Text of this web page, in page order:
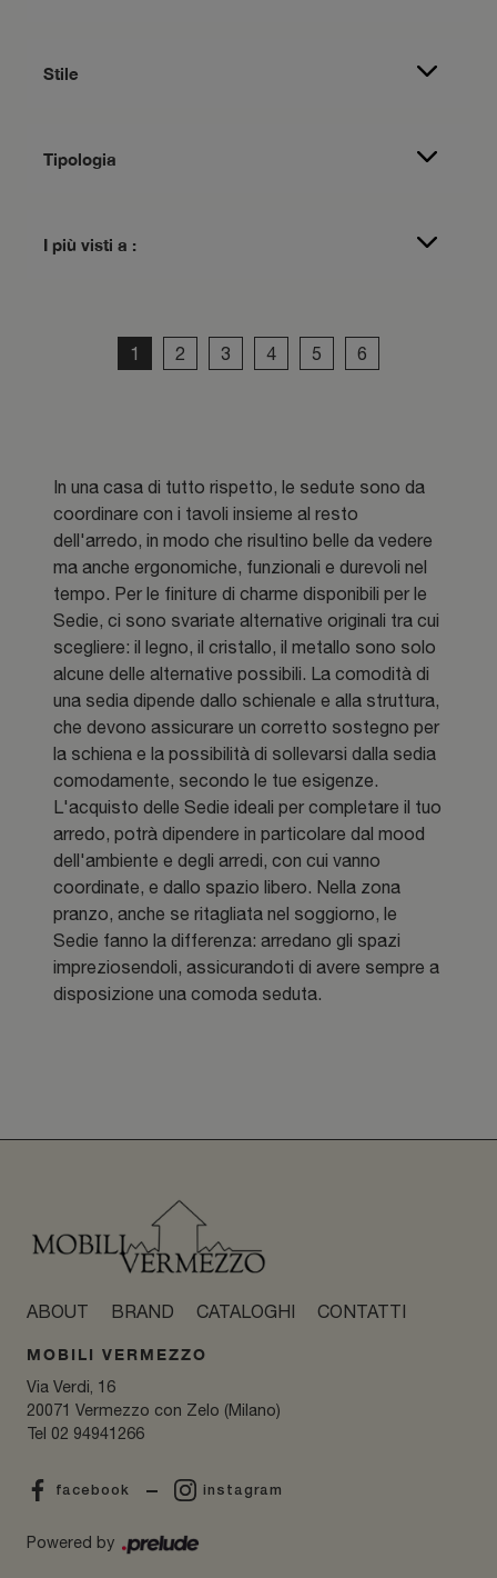
Stile
Tipologia
I più visti a :
1 2 3 4 5 6
In una casa di tutto rispetto, le sedute sono da
coordinare con i tavoli insieme al resto
dell'arredo, in modo che risultino belle da vedere
ma anche ergonomiche, funzionali e durevoli nel
tempo. Per le finiture di charme disponibili per le
Sedie, ci sono svariate alternative originali tra cui
scegliere: il legno, il cristallo, il metallo sono solo
alcune delle alternative possibili. La comodità di
una sedia dipende dallo schienale e alla struttura,
che devono assicurare un corretto sostegno per
la schiena e la possibilità di sollevarsi dalla sedia
comodamente, secondo le tue esigenze.
L'acquisto delle Sedie ideali per completare il tuo
arredo, potrà dipendere in particolare dal mood
dell'ambiente e degli arredi, con cui vanno
coordinate, e dallo spazio libero. Nella zona
pranzo, anche se ritagliata nel soggiorno, le
Sedie fanno la differenza: arredano gli spazi
impreziosendoli, assicurandoti di avere sempre a
disposizione una comoda seduta.
ABOUT BRAND CATALOGHI CONTATTI
MOBILI VERMEZZO
Via Verdi, 16
20071 Vermezzo con Zelo (Milano)
Tel 02 94941266
facebook instagram
Powered by